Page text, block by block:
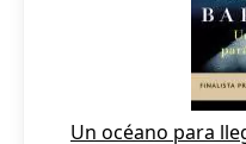
Un océano para